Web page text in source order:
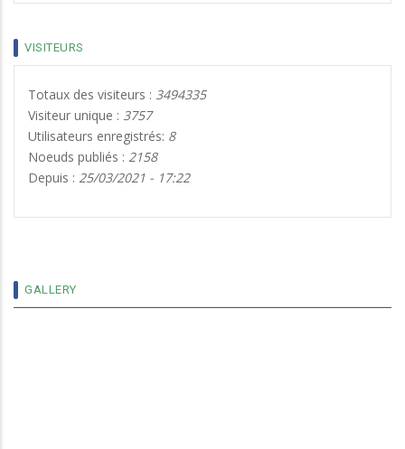
VISITEURS
Totaux des visiteurs : 3494335
Visiteur unique : 3757
Utilisateurs enregistrés: 8
Noeuds publiés : 2158
Depuis : 25/03/2021 - 17:22
GALLERYDE CONFÉRENCES AGRÉGÉS